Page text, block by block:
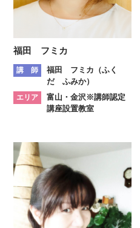
福田 フミカ
講 師
福田 フミカ（ふく
だ ふみか）
エリア
富山・金沢※講師認定
講座設置教室